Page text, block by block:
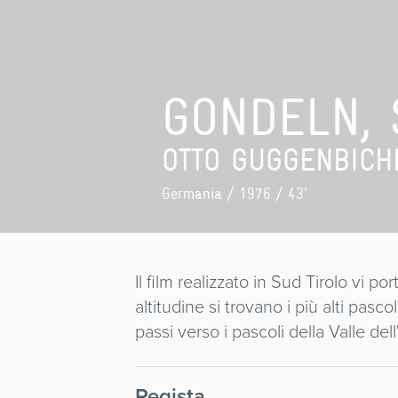
GONDELN,
OTTO
Germania / 1976 / 43'
Il film realizzato in Sud Tirolo vi
altitudine si trovano i più alti
passi verso i pascoli della Valle